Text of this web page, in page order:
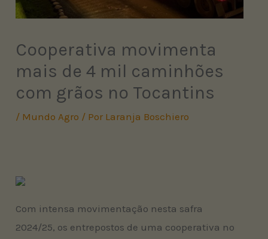
Cooperativa movimenta
mais de 4 mil caminhões
com grãos no Tocantins
/ Mundo Agro / Por Laranja Boschiero
Com intensa movimentação nesta safra
2024/25, os entrepostos de uma cooperativa no